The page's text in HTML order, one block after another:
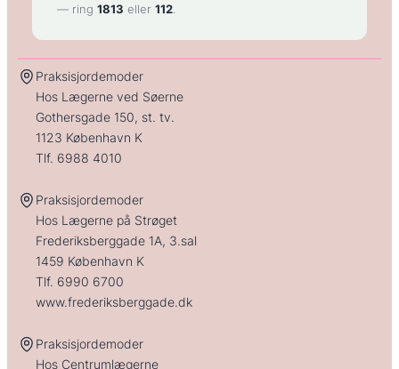
— ring 1813 eller 112
Praksisjordemoder
Hos Lægerne ved Søerne
Gothersgade 150, st. tv.
1123 København K
Tlf. 6988 4010
Praksisjordemoder
Hos Lægerne på Strøget
Frederiksberggade 1A, 3.sal
1459 København K
Tlf. 6990 6700
www.frederiksberggade.dk
Praksisjordemoder
Hos Centrumlægerne